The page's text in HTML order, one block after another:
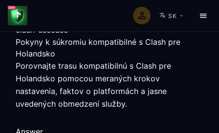
SK
clash-usecase
Pokyny k súkromiu kompatibilné s Clash pre
Holandsko
Porovnajte trasu kompatibilnú s Clash pre
Holandsko pomocou meraných krokov
nastavenia, faktov o platformách a jasne
uvedených obmedzení služby.